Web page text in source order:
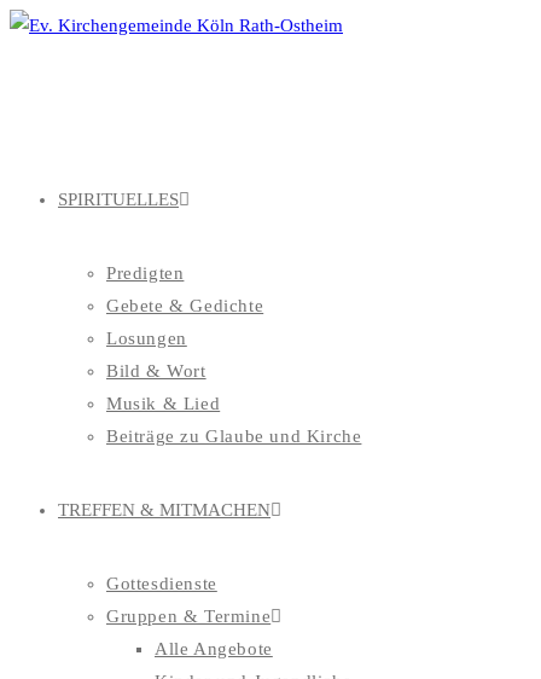
Zum
SPIRITUELLES
Predigten
Gebete & Gedichte
Losungen
Bild & Wort
Musik & Lied
Beiträge zu Glaube und Kirche
TREFFEN & MITMACHEN
Gottesdienste
Gruppen & Termine
Alle Angebote